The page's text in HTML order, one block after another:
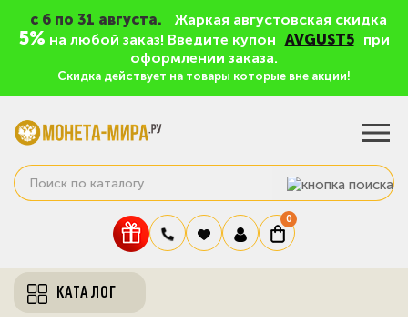
c 6 по 31 августа. Жаркая августовская скидка
5% на любой заказ! Введите купон AVGUST5
при
оформлении заказа.
Скидка действует на товары которые вне акции!
0
КАТАЛОГ